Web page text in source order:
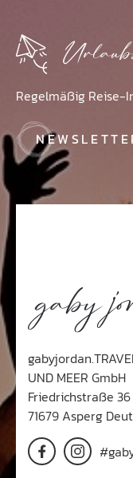
Regelmäßig
UND MEER GmbH
Friedrichstraße 36
71679 Asperg